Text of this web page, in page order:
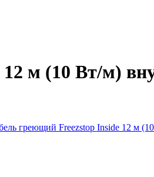
м (10 Вт/м)